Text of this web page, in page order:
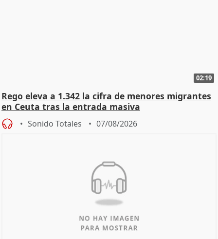
02:19
Rego eleva a 1.342 la cifra de menores migrantes
en Ceuta tras la entrada masiva
Sonido Totales 07/08/2026